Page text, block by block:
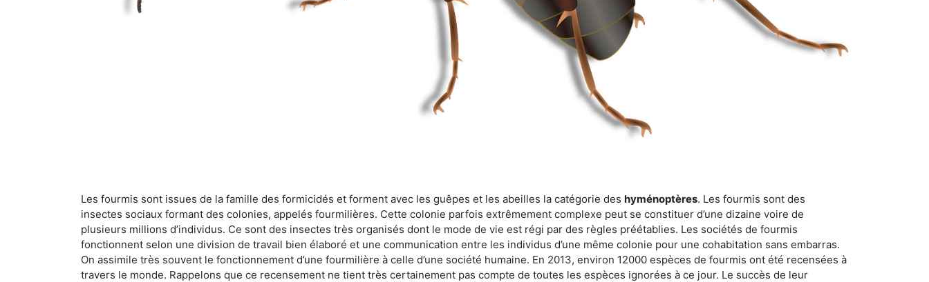
Les fourmis sont issues de la famille des formicidés et forment avec les guêpes et les abeilles la catégorie des hyménoptères. Les fourmis sont des
insectes sociaux formant des colonies, appelés fourmilières. Cette colonie parfois extrêmement complexe peut se constituer d’une dizaine voire de
plusieurs millions d’individus. Ce sont des insectes très organisés dont le mode de vie est régi par des règles préétablies. Les sociétés de fourmis
fonctionnent selon une division de travail bien élaboré et une communication entre les individus d’une même colonie pour une cohabitation sans embarras.
On assimile très souvent le fonctionnement d’une fourmilière à celle d’une société humaine. En 2013, environ 12000 espèces de fourmis ont été recensées à
travers le monde. Rappelons que ce recensement ne tient très certainement pas compte de toutes les espèces ignorées à ce jour. Le succès de leur